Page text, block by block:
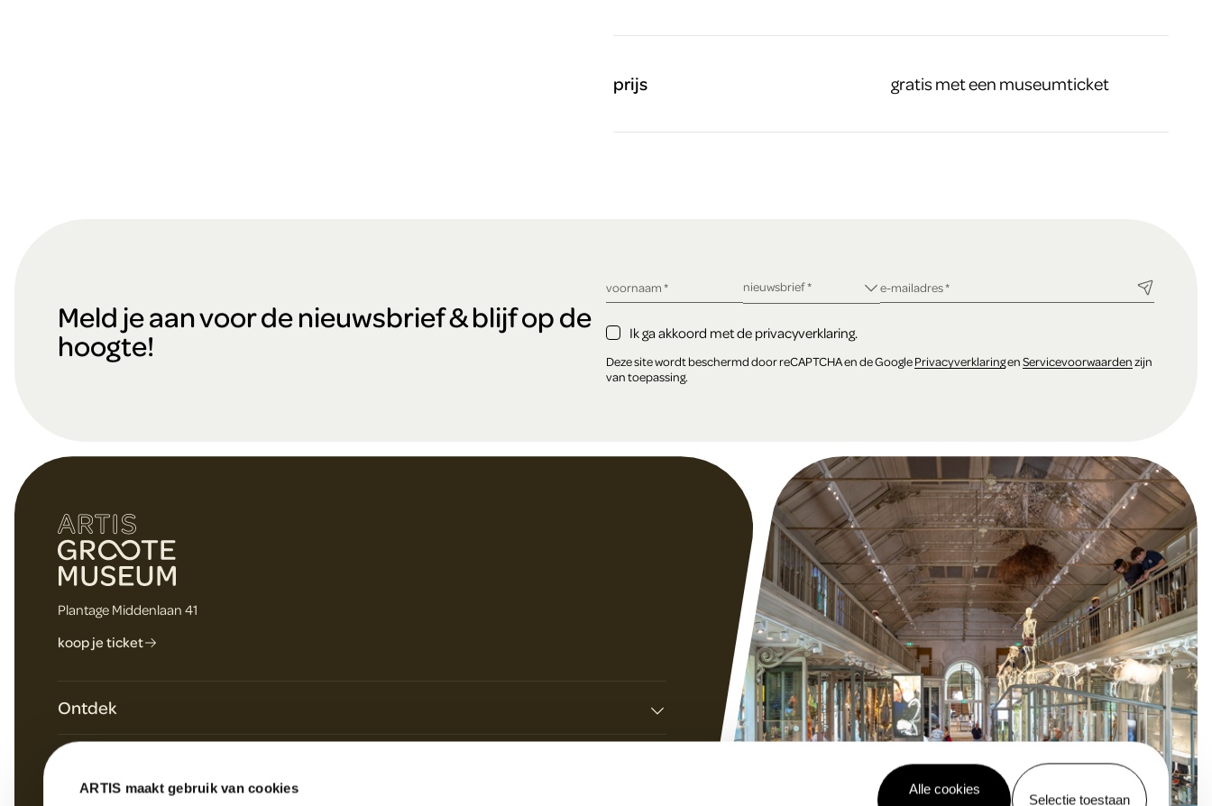
ARTIS maakt gebruik van cookies
Alle cookies
Selectie toestaan
prijs gratis met een museumticket
t
Meld je aan voor de nieuwsbrief & blijf op de
hoogte!
verplicht veld
voornaam* verplicht veld
nieuwsbrief* verplicht veld
e-mailadres*
Ik ga akkoord met de privacyverklaring.
Deze site wordt beschermd door reCAPTCHA en de GooglePrivacyverklaringenServicevoorwaardenzijn
van toepassing.
Plantage Middenlaan 41
koop je ticket
Ontdek
Plan je bezoek
Werken bij